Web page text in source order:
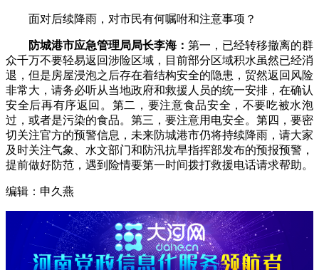
面对后续降雨，对市民有何嘱咐和注意事项？
防城港市应急管理局局长李海： 第一，已经转移撤离的群
众千万不要轻易返回涉险区域，目前部分区域积水虽然已经消
退，但是房屋浸泡之后存在着结构安全的隐患，贸然返回风险
非常大，请务必听从当地政府和救援人员的统一安排，在确认
安全后再有序返回。第二，要注意食品安全，不要吃被水泡
过，或者是污染的食品。第三，要注意用电安全。第四，要密
切关注官方的预警信息，未来防城港市仍将持续降雨，请大家
及时关注气象、水文部门和防汛抗旱指挥部发布的预报预警，
提前做好防范，遇到险情要第一时间拨打救援电话请求帮助。
编辑：申久燕